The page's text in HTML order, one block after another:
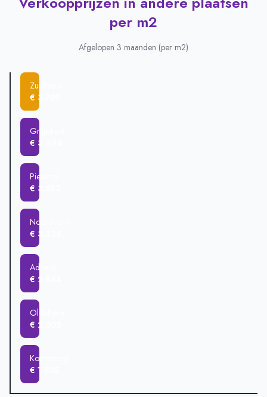
Gemiddelde verkoopprijs
€ 495.902
€ 403.588
Oldehove
Noordhorn
Kommerzijl
Pieterzijl
per m2
Afgelopen 3 maanden (per m2)
Zuidhorn
€ 3.709
Grijpskerk
€ 3.694
Pieterzijl
€ 3.583
Noordhorn
€ 3.235
Aduard
€ 2.844
Oldehove
€ 2.305
Kommerzijl
€ 1.505